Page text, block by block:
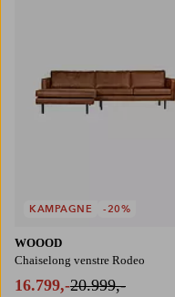
WOOOD
Chaiselong venstre Rodeo
16.799,-20.999,-
KAMPAGNE -20%